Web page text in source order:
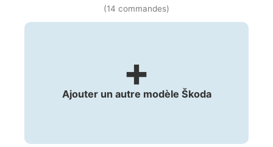
(14 commandes)
+
Ajouter un autre modèle Škoda